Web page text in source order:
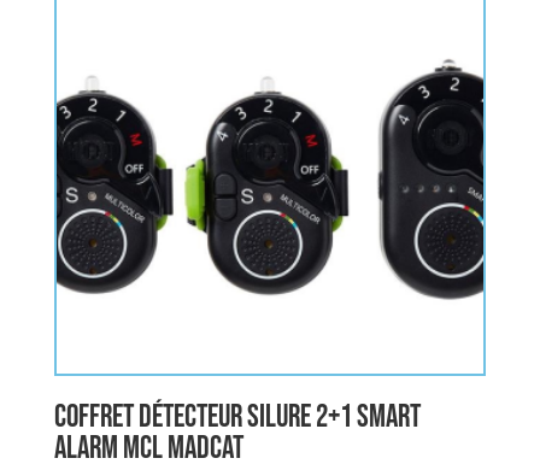
Coffret Détecteur Silure 2+1 Smart
Alarm Mcl MADCAT